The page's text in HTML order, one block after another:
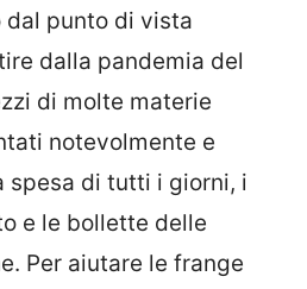
punto di vista
dalla pandemia del
di molte materie
notevolmente e
spesa di tutti i giorni, i
e le bollette delle
Per aiutare le frange